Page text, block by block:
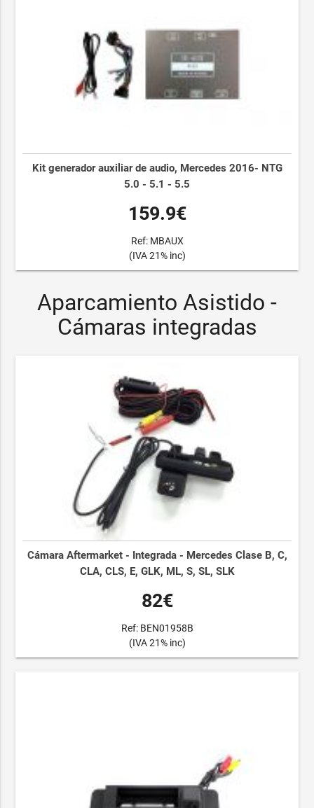
Kit generador auxiliar de audio, Mercedes 2016- NTG
5.0 - 5.1 - 5.5
159.9€
Ref: MBAUX
(IVA 21% inc)
Aparcamiento Asistido -
Cámaras integradas
Cámara Aftermarket - Integrada - Mercedes Clase B, C,
CLA, CLS, E, GLK, ML, S, SL, SLK
82€
Ref: BEN01958B
(IVA 21% inc)